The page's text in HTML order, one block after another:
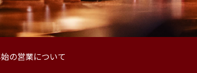
の営業について